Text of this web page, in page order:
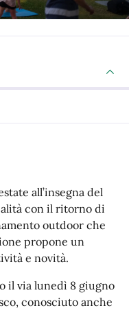
all’insegna del
con il ritorno di
outdoor che
propone un
e novità.
il via lunedì 8 giugno
conosciuto anche